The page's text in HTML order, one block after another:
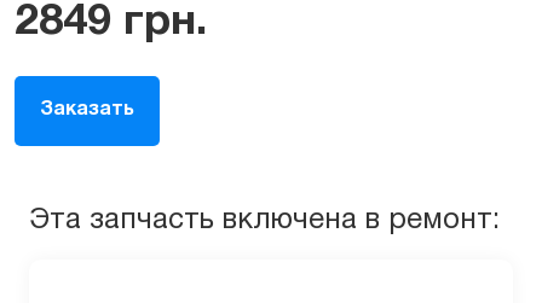
2849 грн.
Заказать
Эта запчасть включена в ремонт: